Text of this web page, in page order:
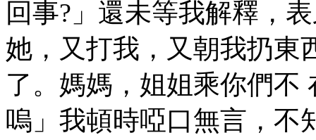
回事?」還未等我解釋，
她，又打我，又朝我扔東
了。媽媽，姐姐乘你們
嗚」我頓時啞口無言，不